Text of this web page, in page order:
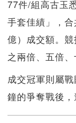
77件/組高古玉
手套佳績」，
億）成交額。
之兩倍、五倍、
成交冠軍則屬
鐘的爭奪戰後，